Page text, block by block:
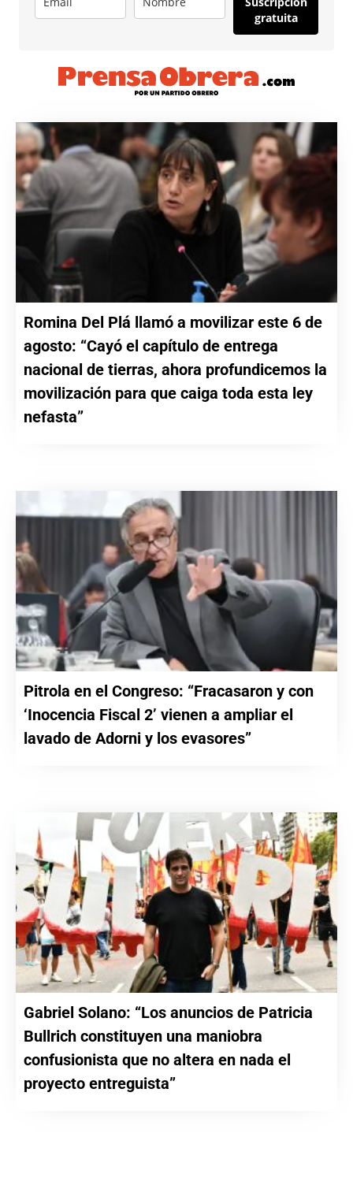
gratuita
Romina Del Plá llamó a movilizar este 6 de
agosto: “Cayó el capítulo de entrega
nacional de tierras, ahora profundicemos la
movilización para que caiga toda esta ley
nefasta”
Pitrola en el Congreso: “Fracasaron y con
‘Inocencia Fiscal 2’ vienen a ampliar el
lavado de Adorni y los evasores”
Gabriel Solano: “Los anuncios de Patricia
Bullrich constituyen una maniobra
confusionista que no altera en nada el
proyecto entreguista”